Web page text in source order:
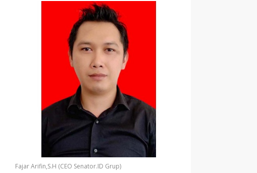
Fajar Arifin,S.H (CEO Senator.ID Grup)